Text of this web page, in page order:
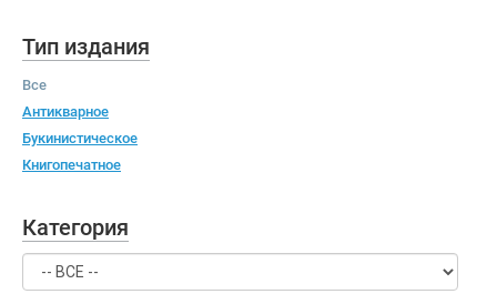
Тип издания
Все
Антикварное
Букинистическое
Книгопечатное
Категория